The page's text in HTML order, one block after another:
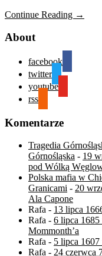
Continue Reading →
About
facebook
twitter
youtube
rss
Komentarze
Tragedia
Górnośląska - 19
pod Wólką
Polska mafia w
Granicami - 20
Ala Capone
Rafa - 13 lipca
Rafa - 6 lipca 1685
Mommonth’a
Rafa - 5 lipca
Rafa - 24 czerwca